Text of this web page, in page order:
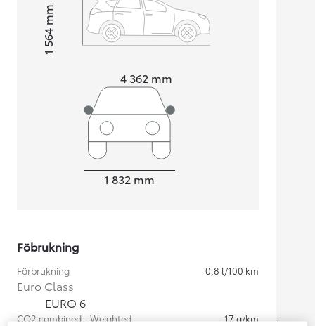
4 362 mm
Height1 564
mm
1 832 mm
Föbrukning
Förbrukning 0,8 l/100 km
Euro Class
EURO 6
CO2 combined - Weighted 17 g/km